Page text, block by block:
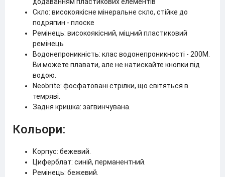
Скло: високоякісне мінеральне скло, стійке до
подряпин - плоске
Ремінець: високоякісний, міцний пластиковий
ремінець
Водонепроникність: клас водонепроникності - 200М.
Ви можете плавати, але не натискайте кнопки під
водою.
Neobrite: фосфатовані стрілки, що світяться в
темряві.
Задня кришка: загвинчувана.
Кольори:
Корпус: бежевий.
Циферблат: синій, перманентний.
Ремінець: бежевий.